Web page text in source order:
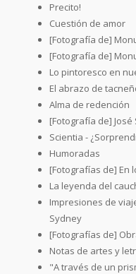
Precito!
Cuestión de amor
[Fotografía de]
[Fotografía de]
Lo pintoresco en
El abrazo de
Alma de redención
[Fotografía de]
Scientia -
Humoradas
[Fotografías de] En
La leyenda del
Impresiones de
Sydney
[Fotografías de]
Notas de artes y
"A través de un